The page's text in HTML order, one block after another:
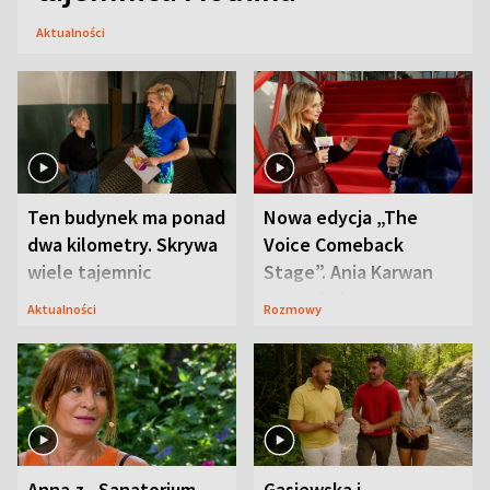
Aktualności
Ten budynek ma ponad
dwa kilometry. Skrywa
wiele tajemnic
Aktualności
Nowa edycja „The
Voice Comeback
Stage”. Ania Karwan
zapowiada
Rozmowy